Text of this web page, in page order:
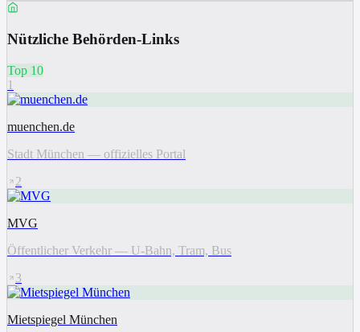
Nützliche Behörden-Links
Top 10
1
muenchen.de
Stadt München — offizielles Portal
2
MVG
Öffentlicher Verkehr — U-Bahn, Tram, Bus
3
Mietspiegel München